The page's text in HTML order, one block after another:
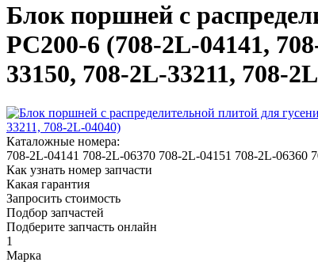
Блок поршней c
PC200-6 (708-2L-04141,
33150, 708-2L-33211, 708-
Каталожные номера:
708-2L-04141 708-2L-06370 708-2L-04151 708-2L-06360
Как узнать номер запчасти
Какая гарантия
Запросить стоимость
Подбор запчастей
Подберите запчасть онлайн
1
Марка